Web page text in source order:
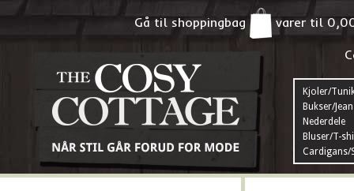
Gå til shoppingbag varer til
Kjoler/
Bukser/
Nederdele
Bluser/T-
Cardigans/